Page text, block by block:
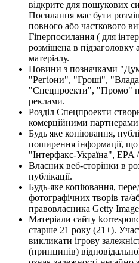
відкрите для пошукових
Посилання має бути
повного або часткового
Гіперпосилання ( для
розміщена в підзаголовку
матеріалу.
Новини з позначками
"Регіони", "Гроші",
"Спецпроекти", "Промо"
реклами.
Розділ Спецпроекти
комерційними
Будь яке копіювання,
поширення інформації,
"Інтерфакс-Україна", EPA
Власник веб-сторінки в
публікації.
Будь-яке копіювання,
фотографічних творів та/
правовласника Getty
Матеріали сайту
старше 21 року (21+).
викликати ігрову
(принципів)